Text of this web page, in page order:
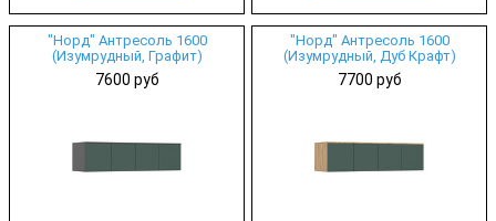
"Норд" Антресоль 1600
(Изумрудный, Графит)
7600 руб
"Норд" Антресоль 1600
(Изумрудный, Дуб Крафт)
7700 руб